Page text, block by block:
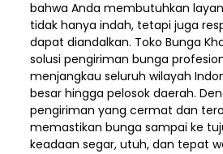
bahwa Anda membutuhkan
tidak hanya indah, tetapi juga
dapat diandalkan. Toko Bunga
solusi pengiriman bunga
menjangkau seluruh wilayah
besar hingga pelosok daerah.
pengiriman yang cermat dan
memastikan bunga sampai ke
keadaan segar, utuh, dan tepat